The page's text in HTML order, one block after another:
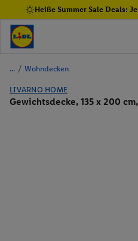
Heiße Summer Sale Deals:
/ Wohndecken
LIVARNO HOME
Gewichtsdecke, 135 x 200